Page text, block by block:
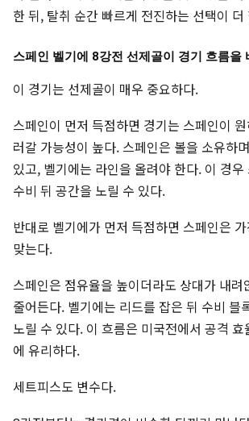
한 뒤, 탈취 순간 빠르게 전진하는 선택이
스페인 벨기에 8강전 선제골이 경기 흐름을
이 경기는 선제골이 매우 중요하다.
스페인이 먼저 득점하면 경기는 스페인이
러갈 가능성이 높다. 스페인은 볼을 소유하
있고, 벨기에는 라인을 올려야 한다. 이 경우
수비 뒤 공간을 노릴 수 있다.
반대로 벨기에가 먼저 득점하면 스페인은
맞는다.
스페인은 점유율을 높이더라도 상대가 내려
줄어든다. 벨기에는 리드를 잡은 뒤 수비 블
노릴 수 있다. 이 흐름은 미국전에서 공격
에 유리하다.
세트피스도 변수다.